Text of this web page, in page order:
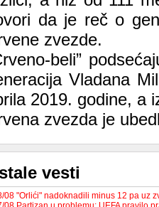
da je reč o
zvezde.
beli”
Vladana
2019. godine, a
zvezda je
vesti
08 "Orlići" nadoknadili minus 12 pa uz